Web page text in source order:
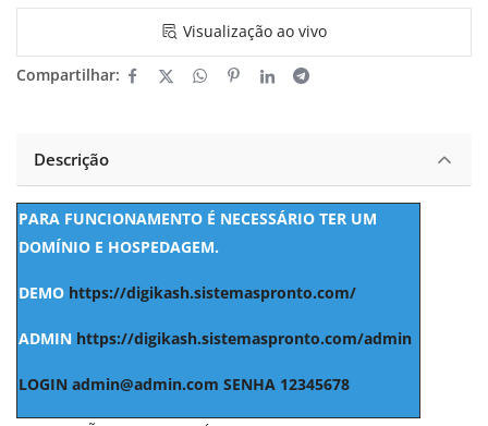
Visualização ao vivo
Compartilhar:
Descrição
PARA FUNCIONAMENTO É NECESSÁRIO TER UM
DOMÍNIO E HOSPEDAGEM.
DEMO https://digikash.sistemaspronto.com/
ADMIN https://digikash.sistemaspronto.com/admin
LOGIN admin@admin.com SENHA 12345678